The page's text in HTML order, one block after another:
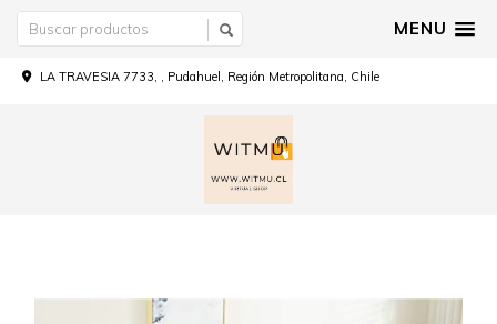
MENU
LA TRAVESIA 7733, , Pudahuel, Región Metropolitana, Chile